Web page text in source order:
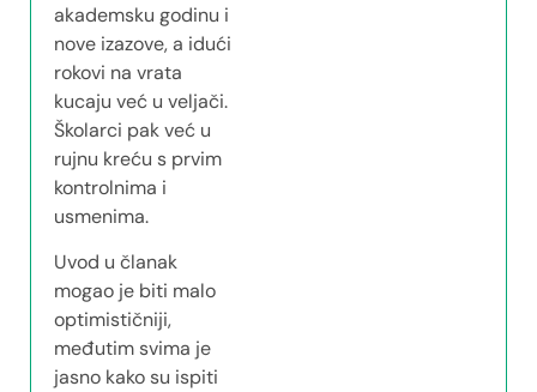
akademsku godinu i
nove izazove, a idući
rokovi na vrata
kucaju već u veljači.
Školarci pak već u
rujnu kreću s prvim
kontrolnima i
usmenima.
Uvod u članak
mogao je biti malo
optimističniji,
međutim svima je
jasno kako su ispiti